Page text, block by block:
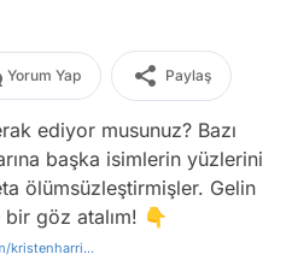
Yorum Yap Paylaş
ediyor musunuz? Bazı
başka isimlerin yüzlerini
ölümsüzleştirmişler. Gelin
göz atalım! 👇
kristenharri...